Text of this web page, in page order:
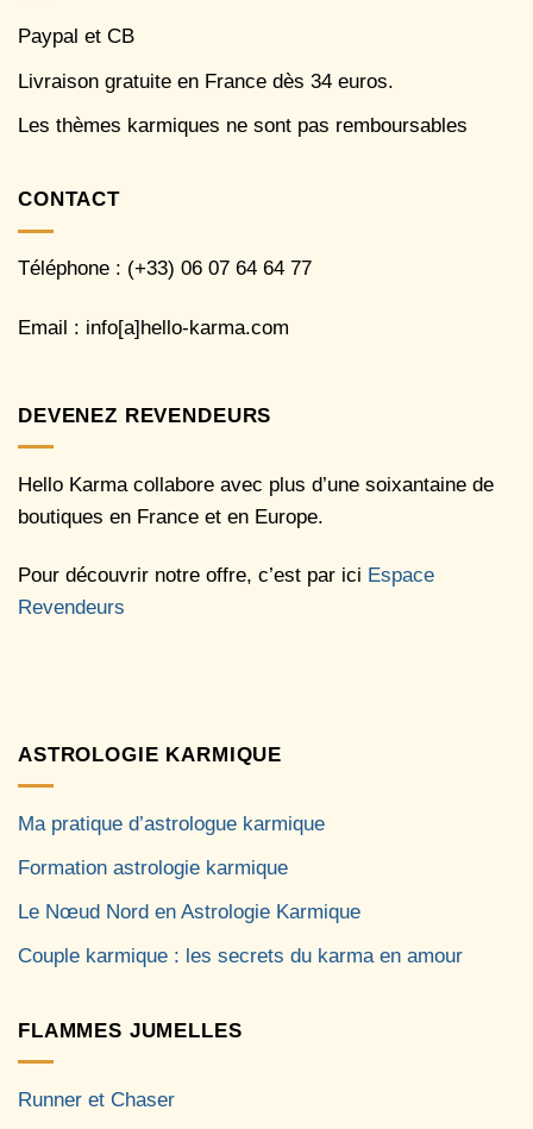
Paypal et CB
Livraison gratuite en France dès 34 euros.
Les thèmes karmiques ne sont pas remboursables
CONTACT
Téléphone : (+33) 06 07 64 64 77
Email : info[a]hello-karma.com
DEVENEZ REVENDEURS
Hello Karma collabore avec plus d’une soixantaine de
boutiques en France et en Europe.
Pour découvrir notre offre, c’est par ici Espace
Revendeurs
ASTROLOGIE KARMIQUE
Ma pratique d’astrologue karmique
Formation astrologie karmique
Le Nœud Nord en Astrologie Karmique
Couple karmique : les secrets du karma en amour
FLAMMES JUMELLES
Runner et Chaser